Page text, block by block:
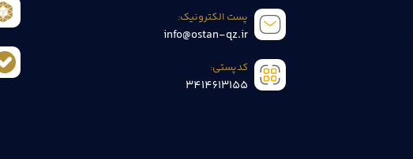
پست الکترونیک:
info@ostan-qz.ir
کدپستی:
3414613155